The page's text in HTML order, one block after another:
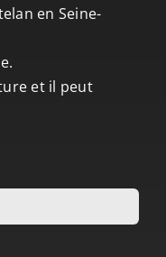
en Seine-
et il peut